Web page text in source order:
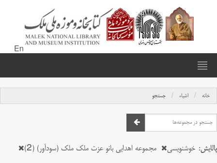
En
خانه اشیاء جستجو
پالایش: خوشنویسی مجموعه اهدایی بانو عزت ملک ملک (سودآور) (2)